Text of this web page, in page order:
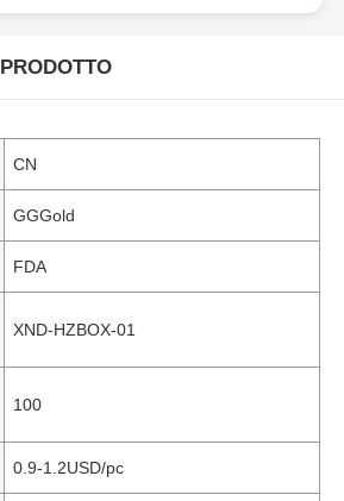
CN
GGGold
FDA
XND-HZBOX-01
100
0.9-1.2USD/pc